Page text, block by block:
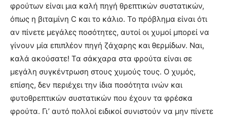
φρούτων είναι μια καλή πηγή θρεπτικών συστατικών,
όπως η βιταμίνη C και το κάλιο. Το πρόβλημα είναι ότι
αν πίνετε μεγάλες ποσότητες, αυτοί οι χυμοί μπορεί να
γίνουν μία επιπλέον πηγή ζάχαρης και θερμίδων. Ναι,
καλά ακούσατε! Τα σάκχαρα στα φρούτα είναι σε
μεγάλη συγκέντρωση στους χυμούς τους. Ο χυμός,
επίσης, δεν περιέχει την ίδια ποσότητα ινών και
φυτοθρεπτικών συστατικών που έχουν τα φρέσκα
φρούτα. Γι’ αυτό πολλοί ειδικοί συνιστούν να μην πίνετε